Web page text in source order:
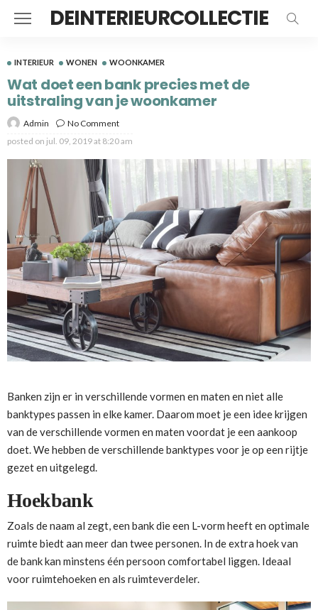
DEINTERIEURCOLLECTIE
INTERIEUR WONEN WOONKAMER
Wat doet een bank precies met de
uitstraling van je woonkamer
Admin
No Comment
posted on jul. 09, 2019 at 8:20 am
Banken zijn er in verschillende vormen en maten en niet alle
banktypes passen in elke kamer. Daarom moet je een idee krijgen
van de verschillende vormen en maten voordat je een aankoop
doet. We hebben de verschillende banktypes voor je op een rijtje
gezet en uitgelegd.
Hoekbank
Zoals de naam al zegt, een bank die een L-vorm heeft en optimale
ruimte biedt aan meer dan twee personen. In de extra hoek van
de bank kan minstens één persoon comfortabel liggen. Ideaal
voor ruimtehoeken en als ruimteverdeler.